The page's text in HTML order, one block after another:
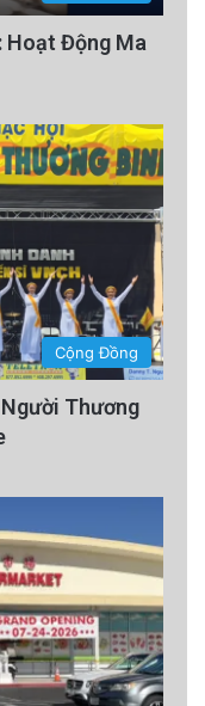
Hoạt Động Ma
Cộng Đồng
Người Thương